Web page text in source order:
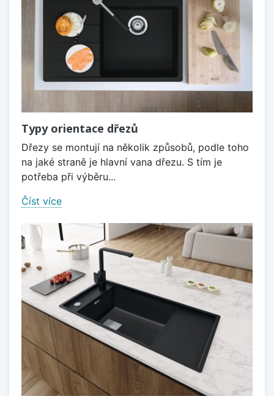
Typy orientace dřezů
Dřezy se montují na několik způsobů, podle toho
na jaké straně je hlavní vana dřezu. S tím je
potřeba při výběru...
Číst více